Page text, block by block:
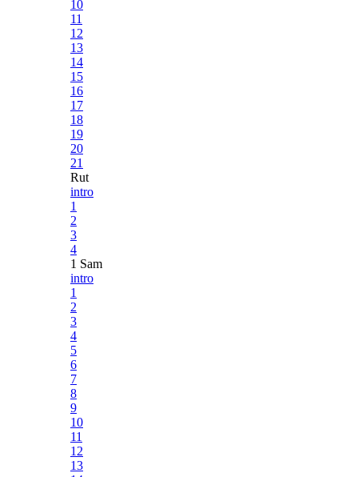
10
11
12
13
14
15
16
17
18
19
20
21
Rut
intro
1
2
3
4
1 Sam
intro
1
2
3
4
5
6
7
8
9
10
11
12
13